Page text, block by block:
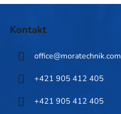
Kontakt
office@moratechnik.com
+421 905 412 405
+421 905 412 405